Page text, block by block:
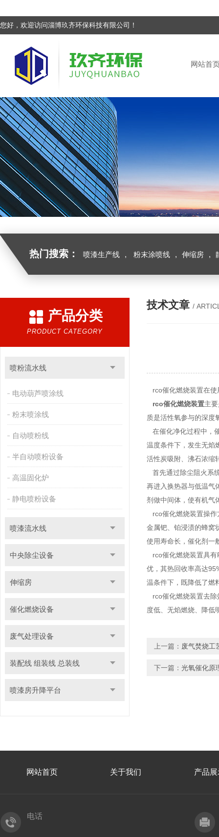
您好，欢迎访问淄博玖齐环保科技有限公司！
网站首
热门搜索： 喷漆生产线 , 粉末涂喷线 , 伸缩房 ,
产品分类
PRODUCT CATEGORY
喷粉流水线
电动葫芦喷涂线
粉末喷涂线
自动喷粉线
半自动喷粉设备
高温固化炉
静电喷粉设备
喷漆流水线
中央除尘设备
伸缩房
催化燃烧设备
废气处理设备
装配线 组装线 总装线
喷漆房升降平台
技术文章 /
rco催化燃烧装置在使
rco催化燃烧装置主
质是活性氧参与的深度
在催化净化过程中，
温度条件下，发生无焰
活性炭吸附、沸石浓缩
首先通过除尘阻火系
再进入换热器与低温气
剂做中间体，使有机气
rco催化燃烧装置操作
金属钯、铂浸渍的蜂窝
使用寿命长，催化剂一
rco催化燃烧装置具有
优，其热回收率高达
温条件下，既降低了燃
rco催化燃烧装置去除
度低、无焰燃烧、降低
上一篇： 废气焚烧
下一篇： 光氧催化原
网站首页 关于我们 产品展
电话